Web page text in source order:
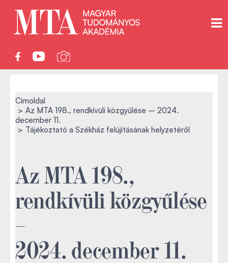
Címoldal
Az MTA 198., rendkívüli közgyűlése – 2024.
december 11.
Tájékoztató a Székház felújításának helyzetéről
Az MTA 198.,
rendkívüli közgyűlése
–
2024. december 11.